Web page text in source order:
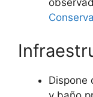
Dispone